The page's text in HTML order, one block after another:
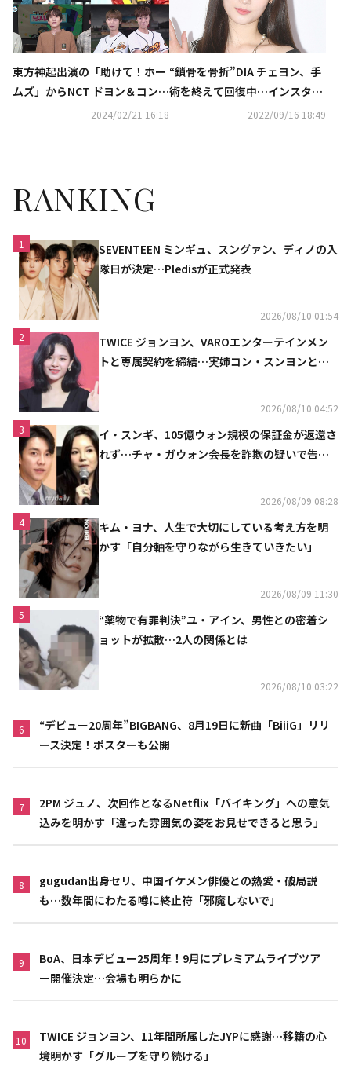
東方神起出演の「助けて！ホー
ムズ」からNCT ドヨン＆コンミ
ョン共演の「明日は始球王」ま
2024/02/21 16:18
“鎖骨を骨折”DIA チェヨン、手
術を終えて回復中…インスタで
ファンに報告「再び元気な姿で
2022/09/16 18:49
RANKING
1
SEVENTEEN ミンギュ、スングァン、ディノの入
隊日が決定…Pledisが正式発表
2026/08/10 01:54
2
TWICE ジョンヨン、VAROエンターテインメン
トと専属契約を締結…実姉コン・スンヨンと同
2026/08/10 04:52
3
イ・スンギ、105億ウォン規模の保証金が返還さ
れず…チャ・ガウォン会長を詐欺の疑いで告訴
2026/08/09 08:28
4
キム・ヨナ、人生で大切にしている考え方を明
かす「自分軸を守りながら生きていきたい」
2026/08/09 11:30
5
“薬物で有罪判決”ユ・アイン、男性との密着シ
ョットが拡散…2人の関係とは
2026/08/10 03:22
6
“デビュー20周年”BIGBANG、8月19日に新曲「BiiiG」リリ
ース決定！ポスターも公開
7
2PM ジュノ、次回作となるNetflix「バイキング」への意気
込みを明かす「違った雰囲気の姿をお見せできると思う」
8
gugudan出身セリ、中国イケメン俳優との熱愛・破局説
も…数年間にわたる噂に終止符「邪魔しないで」
9
BoA、日本デビュー25周年！9月にプレミアムライブツア
ー開催決定…会場も明らかに
10
TWICE ジョンヨン、11年間所属したJYPに感謝…移籍の心
境明かす「グループを守り続ける」